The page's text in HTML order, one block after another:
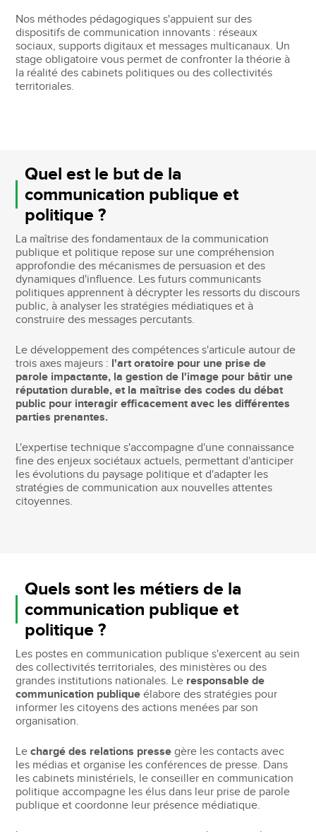
Nos méthodes pédagogiques s'appuient sur des
dispositifs de communication innovants : réseaux
sociaux, supports digitaux et messages multicanaux. Un
stage obligatoire vous permet de confronter la théorie à
la réalité des cabinets politiques ou des collectivités
territoriales.
Quel est le but de la
communication publique et
politique ?
La maîtrise des fondamentaux de la communication
publique et politique repose sur une compréhension
approfondie des mécanismes de persuasion et des
dynamiques d'influence. Les futurs communicants
politiques apprennent à décrypter les ressorts du discours
public, à analyser les stratégies médiatiques et à
construire des messages percutants.
Le développement des compétences s'articule autour de
trois axes majeurs : l'art oratoire pour une prise de
parole impactante, la gestion de l'image pour bâtir une
réputation durable, et la maîtrise des codes du débat
public pour interagir efficacement avec les différentes
parties prenantes.
L'expertise technique s'accompagne d'une connaissance
fine des enjeux sociétaux actuels, permettant d'anticiper
les évolutions du paysage politique et d'adapter les
stratégies de communication aux nouvelles attentes
citoyennes.
Quels sont les métiers de la
communication publique et
politique ?
Les postes en communication publique s'exercent au sein
des collectivités territoriales, des ministères ou des
grandes institutions nationales. Le responsable de
communication publique élabore des stratégies pour
informer les citoyens des actions menées par son
organisation.
Lechargé des relations presse gère les contacts avec
les médias et organise les conférences de presse. Dans
les cabinets ministériels, le conseiller en communication
politique accompagne les élus dans leur prise de parole
publique et coordonne leur présence médiatique.